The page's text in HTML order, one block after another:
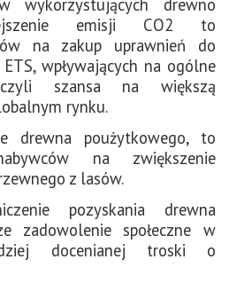
wykorzystujących drewno
emisji CO2 to
na zakup uprawnień do
wpływających na ogólne
szansa na większą
rynku.
drewna poużytkowego, to
na zwiększenie
z lasów.
pozyskania drewna
zadowolenie społeczne w
docenianej troski o